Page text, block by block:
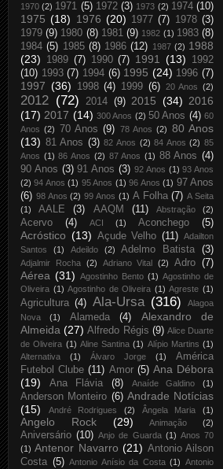
1970 (2) 1971 (5) 1972 (3) 1973 (2) 1974 (10)
1975 (18) 1976 (20) 1977 (7) 1978 (3)
1979 (9) 1980 (8) 1981 (9) 1982 (1) 1983 (8)
1984 (5) 1985 (8) 1986 (12) 1987 (2) 1988
(23)
1989 (7) 1990 (7) 1991 (13)
1992
(10) 1993 (7) 1994 (6) 1995 (24) 1996 (7)
1997 (36) 1998 (4) 1999 (6) 20 Anos (2)
2012 (72) 2014 (9) 2015 (34) 2016
(17) 2017 (14) 300 Anos (2) 50 Anos (4) 60
Anos (2) 70 Anos (9) 78 Anos (2) 80 Anos
(13) 81 Anos (3) 82 Anos (2) 84 Anos (2) 85
Anos (1) 86 Anos (2) 87 Anos (1) 88 Anos (4)
90 Anos (3) 91 Anos (3) 92 Anos (1) 93 Anos
(2) 94 Anos (1) 95 Anos (1) 96 Anos (1) 97 Anos
(6) 98 Anos (2) 99 Anos (1) A Folha (7) A Seita
(1)
AALE (3) AAQM (11) Abstração (2)
Acervo (4) ACI (1) Aconchego (5)
Acróstico (13) Açude Velho (11) Adailton
Santos
(1) Adeildo (2) Adelmo Batista (3)
Adjalmir Rocha (2) Adriano Vital (2) Adro (7)
Aérea (31) Agostinho Bento (1) Agostinho de
Oliveira (1) Agostinho de Oliveira (1) Agreste (1)
Agricultura (4) Ala-Ursa (316)
Alagoa
Nova
(1) Alameda (4)
Alexandro de
Almeida (27) Alfredo Régis (9) Alice Duarte
de Oliveira (1) Aline Santina (1) Alípio Martins (1)
Alternativa
(1) Álvaro Jorge (1)
América
Futebol Clube (11) Amor (5) Ana Débora
(19)
Ana Flávia (8) Anaíde Galdino (1)
Anderson Monteiro (6) Andrade Notícias
(15)
André Rodrigues (2) Ângela Maria (1)
Angelo Rock (29) Animação (2)
Aniversário (10) Anjo de Guarda (1) Anos 70
(1) Antenor Navarro (21) Antonio Ailson
Costa (5) Antonio Anísio da Costa (1) Antonio